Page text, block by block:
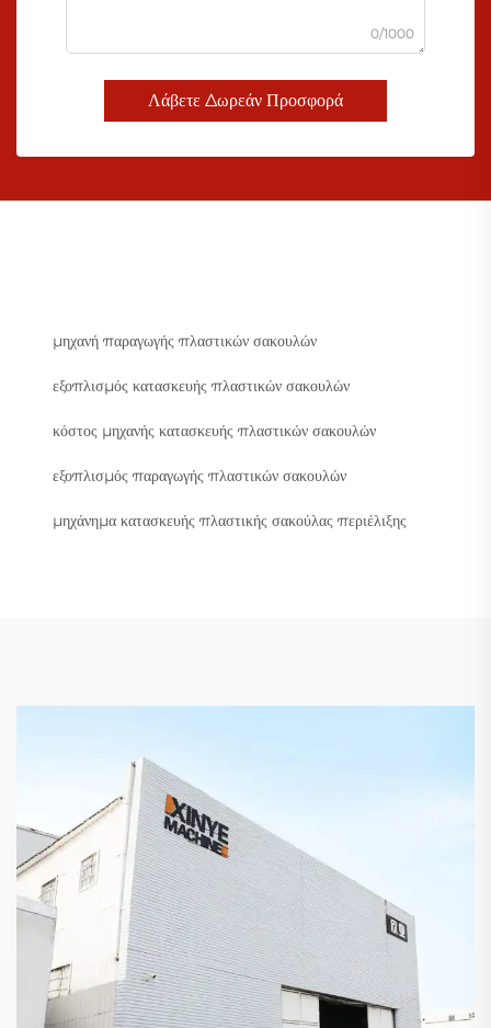
0/1000
Λάβετε Δωρεάν Προσφορά
μηχανή παραγωγής πλαστικών σακουλών
εξοπλισμός κατασκευής πλαστικών σακουλών
κόστος μηχανής κατασκευής πλαστικών σακουλών
εξοπλισμός παραγωγής πλαστικών σακουλών
μηχάνημα κατασκευής πλαστικής σακούλας περιέλιξης